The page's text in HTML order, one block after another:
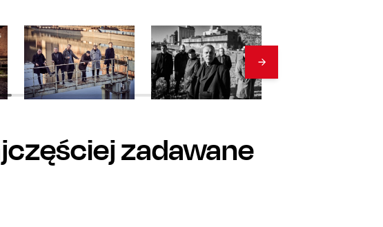
zadawane